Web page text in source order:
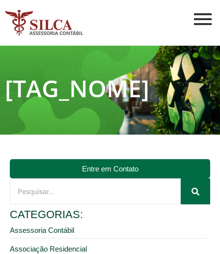
[TAG_NOME]
Entre em Contato
CATEGORIAS:
Assessoria Contábil
Associação Residencial